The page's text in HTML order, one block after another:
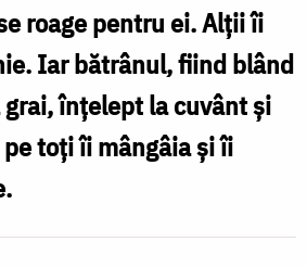
roage pentru ei. Alţii îi
Iar bătrânul, fiind blând
înţelept la cuvânt şi
toţi îi mângâia şi îi